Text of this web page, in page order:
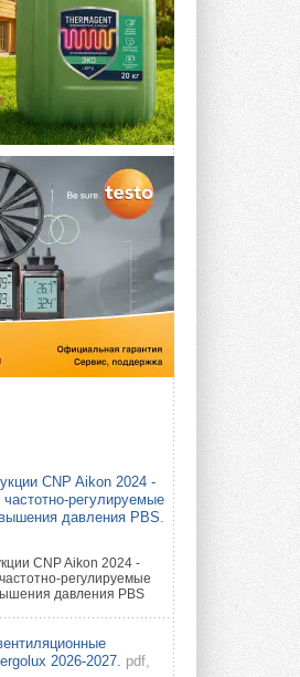
CNP Aikon 2024 -
регулируемые
давления PBS.
CNP Aikon 2024 -
регулируемые
давления PBS
2026-2027. pdf,